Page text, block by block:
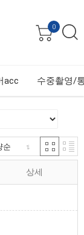
0
acc 수중촬영/
상세
순